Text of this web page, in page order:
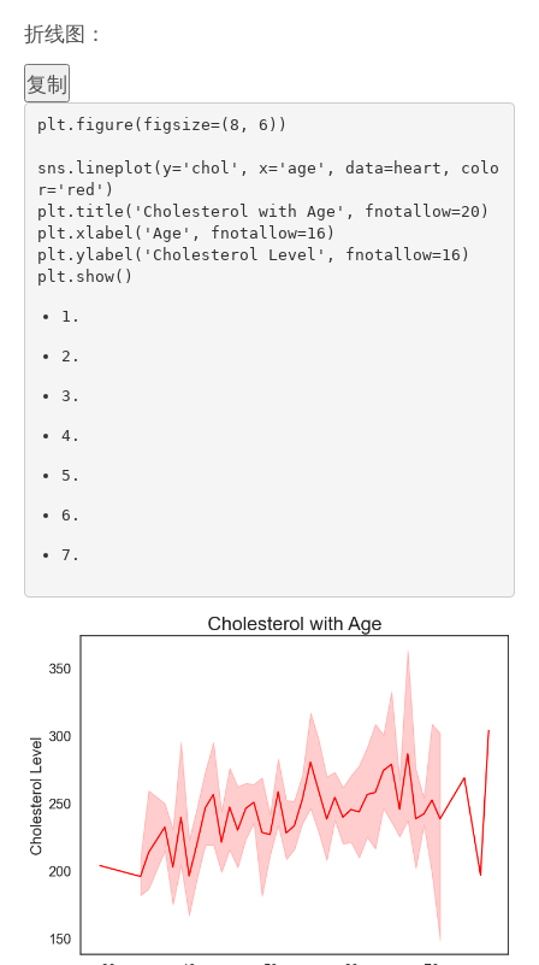
折线图：
复制
plt . figure ( figsize=( 8 , 6 ) )
sns . lineplot ( y='chol' , x='age' , data=heart ,
colo
r='red' )
plt . title ( 'Cholesterol with Age' , fnotallow=20 )
plt . xlabel ( 'Age' , fnotallow=16 )
plt . ylabel ( 'Cholesterol Level' , fnotallow=16 )
plt . show( )
1.
2.
3.
4.
5.
6.
7.